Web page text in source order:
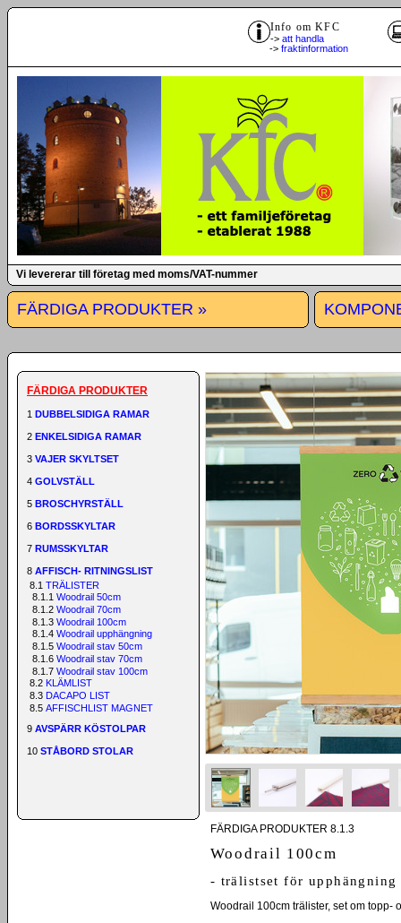
Info om KFC
-> att handla
-> fraktinformation
Vi levererar till företag med moms/VAT-nummer
FÄRDIGA PRODUKTER »
FÄRDIGA PRODUKTER
1 DUBBELSIDIGA RAMAR
2 ENKELSIDIGA RAMAR
3 VAJER SKYLTSET
4 GOLVSTÄLL
5 BROSCHYRSTÄLL
6 BORDSSKYLTAR
7 RUMSSKYLTAR
8 AFFISCH- RITNINGSLIST
8.1 TRÄLISTER
8.1.1 Woodrail 50cm
8.1.2 Woodrail 70cm
8.1.3 Woodrail 100cm
8.1.4 Woodrail upphängning
8.1.5 Woodrail stav 50cm
8.1.6 Woodrail stav 70cm
8.1.7 Woodrail stav 100cm
8.2 KLÄMLIST
8.3 DACAPO LIST
8.5 AFFISCHLIST MAGNET
9 AVSPÄRR KÖSTOLPAR
10 STÅBORD STOLAR
FÄRDIGA PRODUKTER 8.1.3
Woodrail 100cm
- trälistset för
Woodrail 100cm trälister, set om topp-